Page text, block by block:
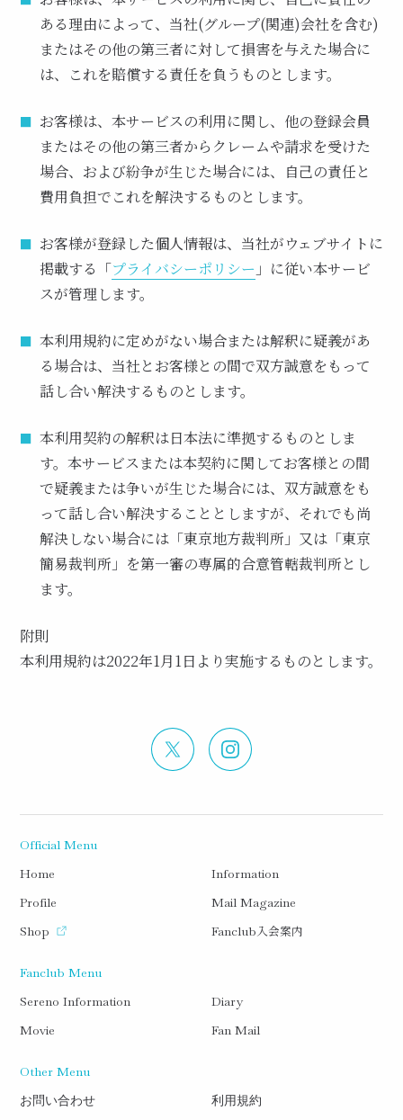
ある理由によって、当社(グループ(関連)会社を含む)
またはその他の第三者に対して損害を与えた場合に
は、これを賠償する責任を負うものとします。
お客様は、本サービスの利用に関し、他の登録会員
またはその他の第三者からクレームや請求を受けた
場合、および紛争が生じた場合には、自己の責任と
費用負担でこれを解決するものとします。
お客様が登録した個人情報は、当社がウェブサイトに
掲載する「プライバシーポリシー 」に従い本サービ
スが管理します。
本利用規約に定めがない場合または解釈に疑義があ
る場合は、当社とお客様との間で双方誠意をもって
話し合い解決するものとします。
本利用契約の解釈は日本法に準拠するものとしま
す。本サービスまたは本契約に関してお客様との間
で疑義または争いが生じた場合には、双方誠意をも
って話し合い解決することとしますが、それでも尚
解決しない場合には「東京地方裁判所」又は「東京
簡易裁判所」を第一審の専属的合意管轄裁判所とし
ます。
附則
本利用規約は2022年1月1日より実施するものとします。
Official Menu
Home
Information
Profile
Mail Magazine
Shop
Fanclub 入会案内
Fanclub Menu
Sereno Information
Diary
Movie
Fan Mail
Other Menu
お問い合わせ
利用規約